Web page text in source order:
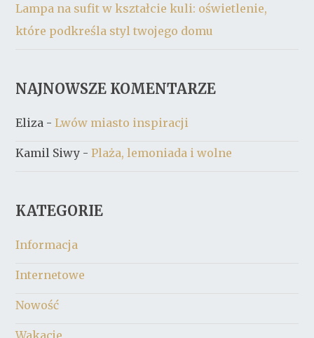
Lampa na sufit w kształcie kuli: oświetlenie,
które podkreśla styl twojego domu
NAJNOWSZE KOMENTARZE
Eliza -Lwów miasto inspiracji
Kamil Siwy -Plaża, lemoniada i wolne
KATEGORIE
Informacja
Internetowe
Nowość
Wakacje